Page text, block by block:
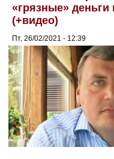
«грязные»
(+видео)
Пт, 26/02/2021 - 12:39